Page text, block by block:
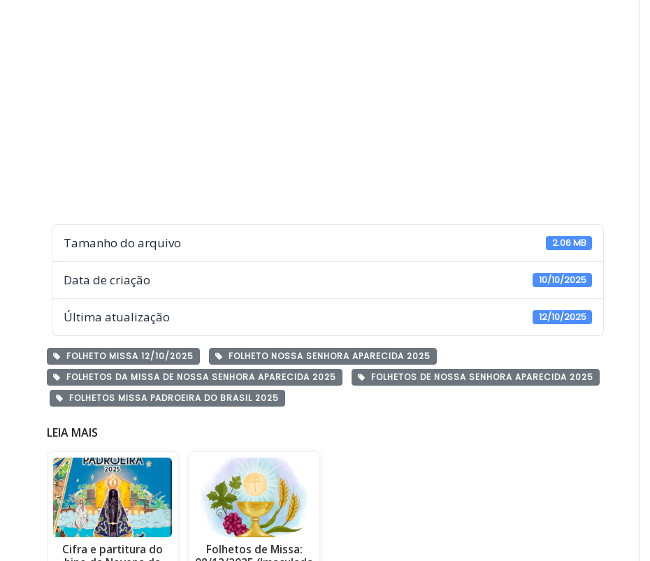
Tamanho do arquivo 2.06 MB
Data de criação 10/10/2025
Última atualização 12/10/2025
FOLHETO MISSA 12/10/2025
FOLHETO NOSSA SENHORA APARECIDA 2025
FOLHETOS DA MISSA DE NOSSA SENHORA APARECID­A 2025
FOLHETOS DE NOSSA SENHORA APARECID­A 2025
FOLHETOS MISSA PADROEIRA DO BRASIL 2025
LEIA MAIS
Cifra e partitura do
Folhetos de Missa: